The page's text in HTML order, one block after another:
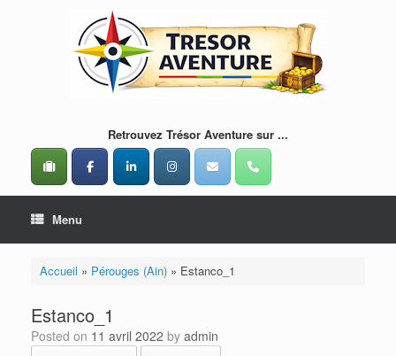
Retrouvez Trésor Aventure sur ...
Menu
Accueil » Pérouges (Ain)» Estanco_1
Estanco_1
Posted on 11 avril 2022 by admin